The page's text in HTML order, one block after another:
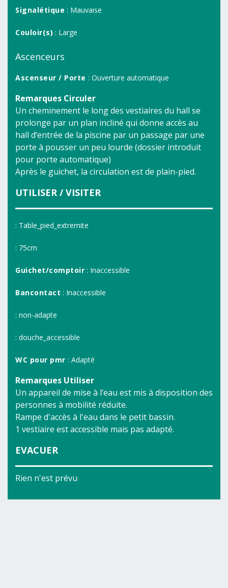
Signalétique : Mauvaise
Couloir(s) : Large
Ascenceurs
Ascenseur / Porte : Ouverture automatique
Remarques Circuler
Un cheminement le long des vestiaires du hall se
prolonge par un plan incliné qui donne accès au
hall d’entrée de la piscine par un passage par une
porte à pousser un peu lourde (dossier introduit
pour porte automatique)
Après le guichet, la circulation est de plain-pied.
UTILISER / VISITER
: Table_pied_extremite
: 75cm
Guichet/comptoir : Inaccessible
Bancontact : Inaccessible
: non-adapte
: douche_accessible
WC pour pmr : Adapté
Remarques Utiliser
Un appareil de mise à l’eau est mis à disposition des
personnes à mobilité réduite.
Rampe d'accès à l'eau dans le petit bassin.
1 vestiaire est accessible mais pas adapté.
EVACUER
Rien n'est prévu